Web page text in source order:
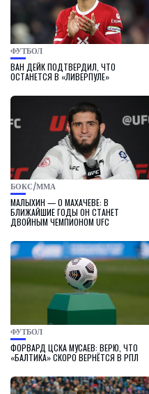
ФУТБОЛ
ВАН ДЕЙК ПОДТВЕРДИЛ, ЧТО
ОСТАНЕТСЯ В «ЛИВЕРПУЛЕ»
БОКС/ММА
МАЛЫХИН — О МАХАЧЕВЕ: В
БЛИЖАЙШИЕ ГОДЫ ОН СТАНЕТ
ДВОЙНЫМ ЧЕМПИОНОМ UFC
ФУТБОЛ
ФОРВАРД ЦСКА МУСАЕВ: ВЕРЮ, ЧТО
«БАЛТИКА» СКОРО ВЕРНЁТСЯ В РПЛ